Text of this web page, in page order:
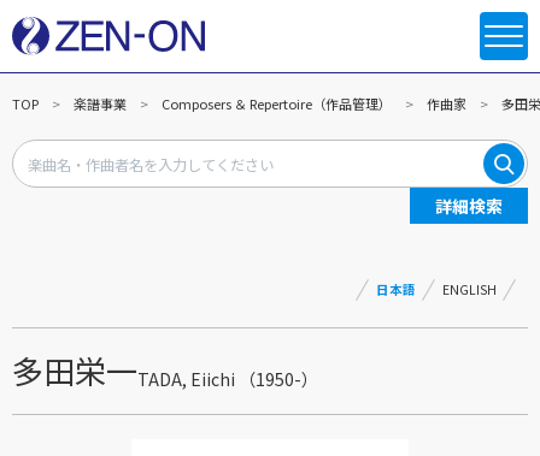
TOP 楽譜事業 Composers ＆ Repertoire（作品管理） 作曲家 多田
詳細検索
日本語 ENGLISH
多田栄一TADA, Eiichi （1950-）